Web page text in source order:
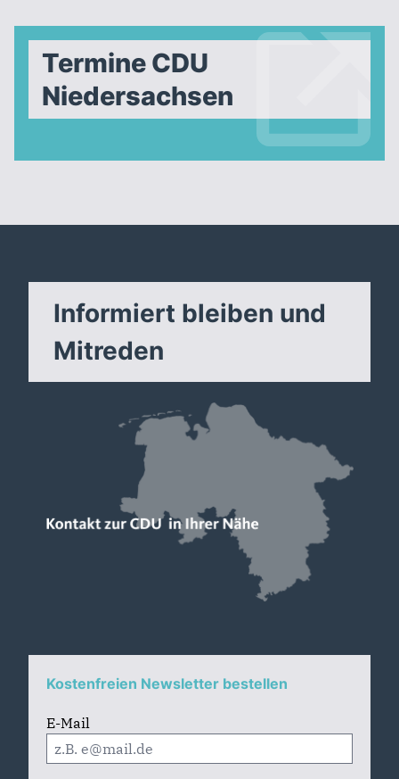
Termine CDU
Niedersachsen
Informiert bleiben und
Mitreden
Kostenfreien Newsletter bestellen
E-Mail